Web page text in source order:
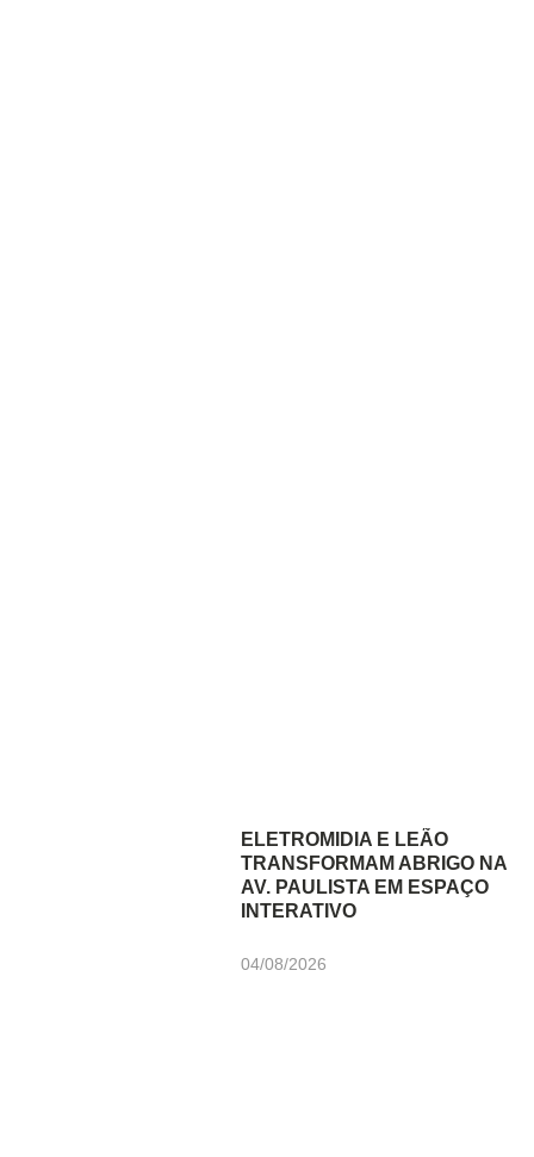
ELETROMIDIA E LEÃO
TRANSFORMAM ABRIGO NA
AV. PAULISTA EM ESPAÇO
INTERATIVO
04/08/2026